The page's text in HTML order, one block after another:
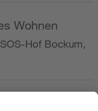
Wohnen
Hof Bockum,
w/d) als